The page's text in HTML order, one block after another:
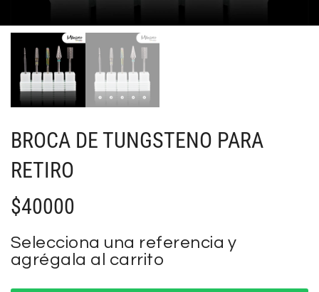
BROCA DE TUNGSTENO PARA
RETIRO
$40000
Selecciona una referencia y
agrégala al carrito